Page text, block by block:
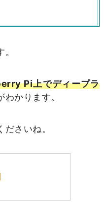
Pi上でディープラ
わかります。
さいね。